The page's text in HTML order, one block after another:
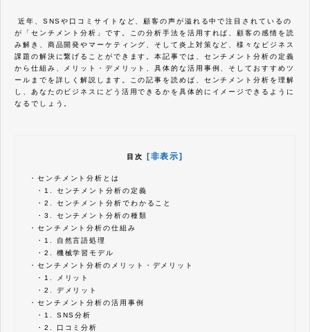
近年、SNSや口コミサイトなど、顧客の声が溢れる中で注目されているの
が「センチメント分析」です。この分析手法を活用すれば、顧客の感情を読
み解き、商品開発やマーケティング、そして炎上対策など、様々なビジネス
課題の解決に繋げることができます。本記事では、センチメント分析の定義
から仕組み、メリット・デメリット、具体的な活用事例、そしておすすめツ
ールまでを詳しく解説します。この記事を読めば、センチメント分析を理解
し、あなたのビジネスにどう活用できるかを具体的にイメージできるように
なるでしょう。
目次 [非表示]
・ センチメント分析とは
・ 1. センチメント分析の定義
・ 2. センチメント分析でわかること
・ 3. センチメント分析の種類
・ センチメント分析の仕組み
・ 1. 自然言語処理
・ 2. 機械学習モデル
・ センチメント分析のメリット・デメリット
・ 1. メリット
・ 2. デメリット
・ センチメント分析の活用事例
・ 1. SNS分析
・ 2. 口コミ分析